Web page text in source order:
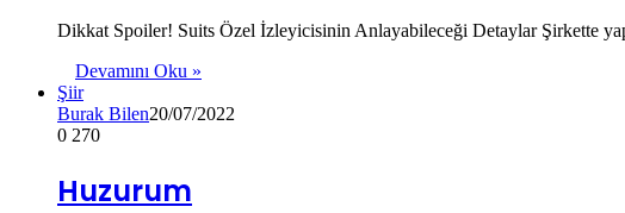
Dikkat Spoiler! Suits Özel İzleyicisinin Anlayabileceği Detaylar Şirkette
Devamını Oku »
Şiir
Burak Bilen20/07/2022
0 270
Huzurum